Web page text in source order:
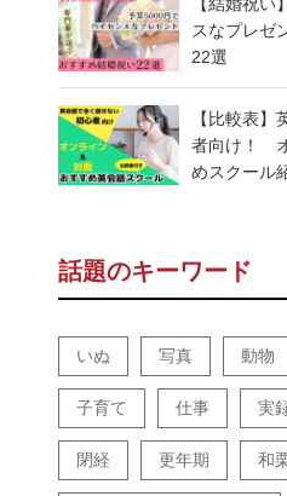
スなプレゼ
22選
【比較表
者向け！
めスクール
話題のキーワード
いぬ 写真 動物
子育て 仕事 実
閉経 更年期 和